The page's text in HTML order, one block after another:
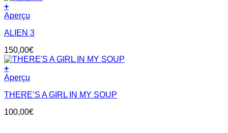
+
Aperçu
ALIEN 3
150,00€
+
Aperçu
THERE’S A GIRL IN MY SOUP
100,00€